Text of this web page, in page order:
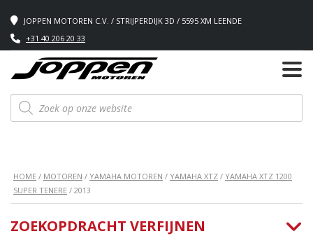
JOPPEN MOTOREN C.V. / STRIJPERDIJK 3D / 5595 XM LEENDE
+31 40 206 20 33
Producten
zoeken
HOME / MOTOREN / YAMAHA MOTOREN / YAMAHA XTZ / YAMAHA XTZ 1200
SUPER TENERE / 2013
ZOEKOPDRACHT VERFIJNEN